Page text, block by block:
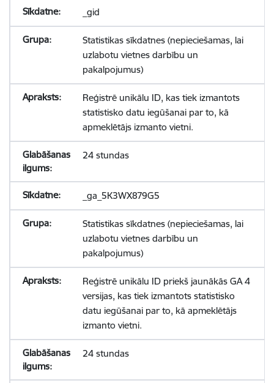
_gid
Statistikas sīkdatnes (nepieciešamas, lai
uzlabotu vietnes darbību un
pakalpojumus)
Reģistrē unikālu ID, kas tiek izmantots
statistisko datu iegūšanai par to, kā
apmeklētājs izmanto vietni.
24 stundas
_ga_5K3WX879G5
Statistikas sīkdatnes (nepieciešamas, lai
uzlabotu vietnes darbību un
pakalpojumus)
Reģistrē unikālu ID priekš jaunākās GA 4
versijas, kas tiek izmantots statistisko
datu iegūšanai par to, kā apmeklētājs
izmanto vietni.
24 stundas